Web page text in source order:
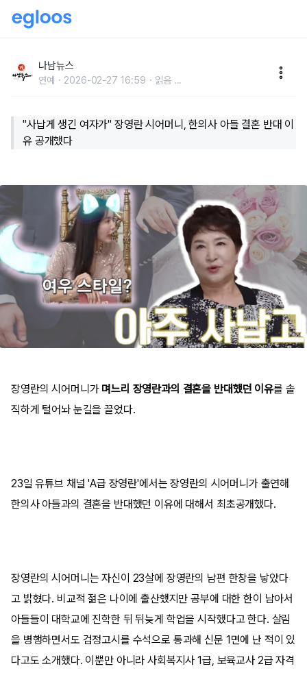
혼 반대 이유 공개했다
나남뉴스
연예 2026-02-27 16:59 읽음 ...
"사납게 생긴 여자가" 장영란 시어머니, 한의사 아들 결혼 반대 이
유 공개했다
장영란의 시어머니가며느리 장영란과의 결혼을 반대했던 이유를 솔
직하게 털어놔 눈길을 끌었다.
23일 유튜브 채널 'A급 장영란'에서는 장영란의 시어머니가 출연해
한의사 아들과의 결혼을 반대했던 이유에 대해서 최초공개했다.
장영란의 시어머니는 자신이 23살에 장영란의 남편 한창을 낳았다
고 밝혔다. 비교적 젊은 나이에 출산했지만 공부에 대한 한이 남아서
아들들이 대학교에 진학한 뒤 뒤늦게 학업을 시작했다고 한다. 살림
을 병행하면서도 검정고시를 수석으로 통과해 신문 1면에 난 적이 있
다고도 소개했다. 이뿐만 아니라 사회복지사 1급, 보육교사 2급 자격